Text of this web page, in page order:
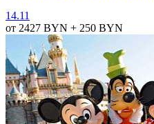
14.11
от 2427 BYN + 250 BYN